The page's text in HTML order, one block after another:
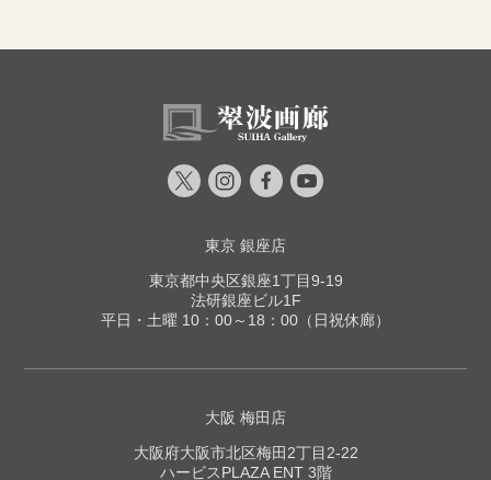
東京 銀座店
東京都中央区銀座1丁目9-19
法研銀座ビル1F
平日・土曜 10：00～18：00（日祝休廊）
大阪 梅田店
大阪府大阪市北区梅田2丁目2-22
ハービスPLAZA ENT 3階